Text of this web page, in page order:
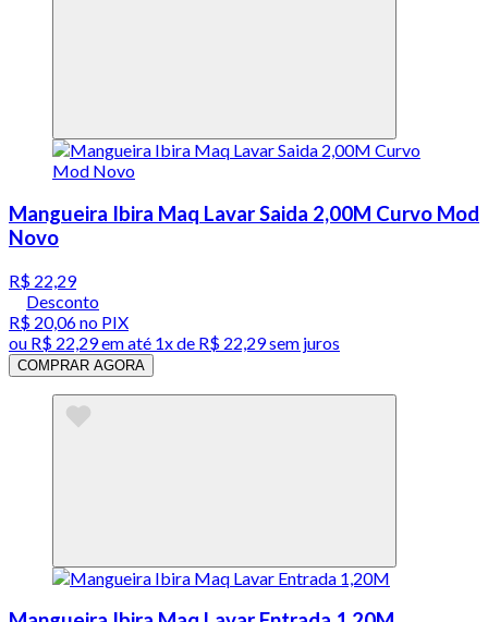
Mangueira Ibira Maq Lavar Saida 2,00M Curvo Mod
Novo
R$ 22,29
Desconto
R$ 20,06no PIX
ou R$ 22,29em até 1x de R$ 22,29sem juros
COMPRAR AGORA